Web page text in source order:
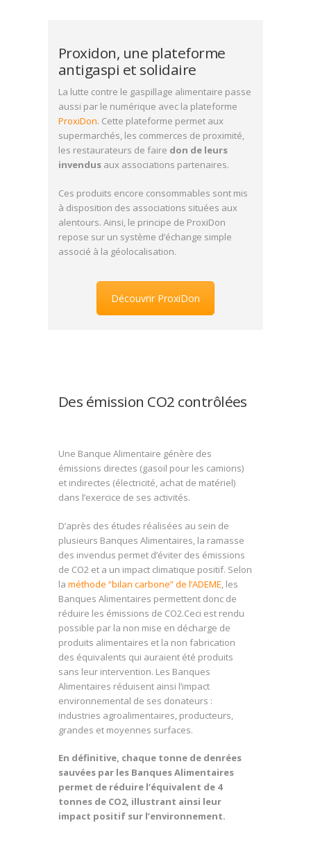
Proxidon, une plateforme
antigaspi et solidaire
La lutte contre le gaspillage alimentaire passe
aussi par le numérique avec la plateforme
ProxiDon. Cette plateforme permet aux
supermarchés, les commerces de proximité,
les restaurateurs de faire don de leurs
invendus aux associations partenaires.
Ces produits encore consommables sont mis
à disposition des associations situées aux
alentours. Ainsi, le principe de ProxiDon
repose sur un système d’échange simple
associé à la géolocalisation.
Découvrir ProxiDon
Des émission CO2 contrôlées
Une Banque Alimentaire génère des
émissions directes (gasoil pour les camions)
et indirectes (électricité, achat de matériel)
dans l’exercice de ses activités.
D’après des études réalisées au sein de
plusieurs Banques Alimentaires, la ramasse
des invendus permet d’éviter des émissions
de CO2 et a un impact climatique positif. Selon
la méthode “bilan carbone” de l’ADEME , les
Banques Alimentaires permettent donc de
réduire les émissions de CO2.Ceci est rendu
possible par la non mise en décharge de
produits alimentaires et la non fabrication
des équivalents qui auraient été produits
sans leur intervention. Les Banques
Alimentaires réduisent ainsi l’impact
environnemental de ses donateurs :
industries agroalimentaires, producteurs,
grandes et moyennes surfaces.
En définitive, chaque tonne de denrées
sauvées par les Banques Alimentaires
permet de réduire l’équivalent de 4
tonnes de CO2, illustrant ainsi leur
impact positif sur l’environnement.